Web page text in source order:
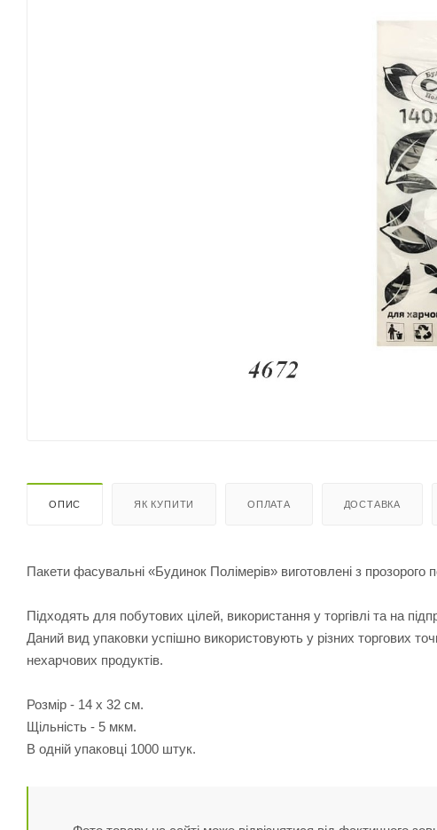
ОПИС ЯК КУПИТИ ОПЛАТА ДОСТАВКА
Пакети фасувальні «Будинок Полімерів» виготовлені з прозорого
Підходять для побутових цілей, використання у торгівлі та на
Даний вид упаковки успішно використовують у різних торгових
нехарчових продуктів.
Розмір - 14 х 32 см.
Щільність - 5 мкм.
В одній упаковці 1000 штук.